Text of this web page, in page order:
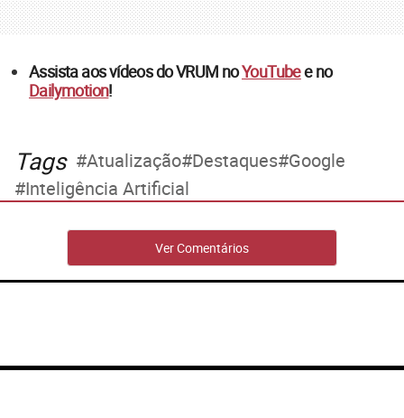
Assista aos vídeos do VRUM noYouTubee no
Dailymotion!
Tags Atualização Destaques Google
Inteligência Artificial
Ver Comentários